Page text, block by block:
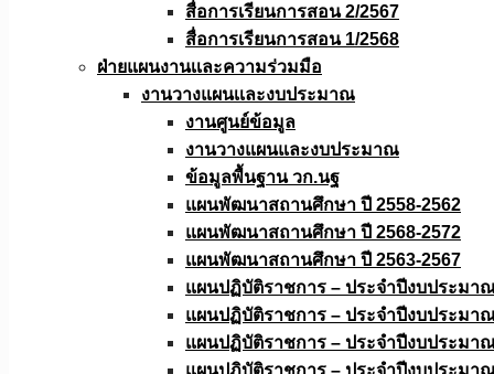
สื่อการเรียนการสอน 2/2567
สื่อการเรียนการสอน 1/2568
ฝ่ายแผนงานเเละความร่วมมือ
งานวางแผนเเละงบประมาณ
งานศูนย์ข้อมูล
งานวางแผนและงบประมาณ
ข้อมูลพื้นฐาน วก.นฐ
แผนพัฒนาสถานศึกษา ปี 2558-2562
แผนพัฒนาสถานศึกษา ปี 2568-2572
แผนพัฒนาสถานศึกษา ปี 2563-2567
แผนปฏิบัติราชการ – ประจำปีงบประมา
แผนปฏิบัติราชการ – ประจำปีงบประมา
แผนปฏิบัติราชการ – ประจำปีงบประมา
แผนปฏิบัติราชการ – ประจำปีงบประมา